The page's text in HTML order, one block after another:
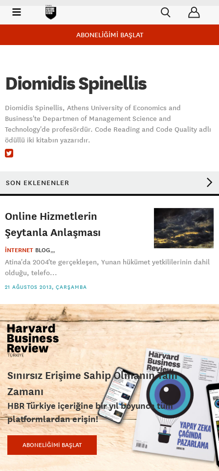
ABONELİĞİMİ BAŞLAT
Diomidis Spinellis
Diomidis Spinellis, Athens University of Economics and
Business'te Departmen of Management Science and
Technology'de profesördür. Code Reading and Code Quality adlı
ödüllü iki kitabın yazarıdır.
SON EKLENENLER
Online Hizmetlerin
Şeytanla Anlaşması
İNTERNET BLOG
Atina'da 2004'te gerçekleşen, Yunan hükümet yetkililerinin dahil
olduğu, telefo...
21 AĞUSTOS 2013, ÇARŞAMBA
Sınırsız Erişime Sahip Olmanın Tam
Zamanı
HBR Türkiye içeriğine bir yıl boyunca tüm
platformlardan erişin!
ABONELİĞİMİ BAŞLAT